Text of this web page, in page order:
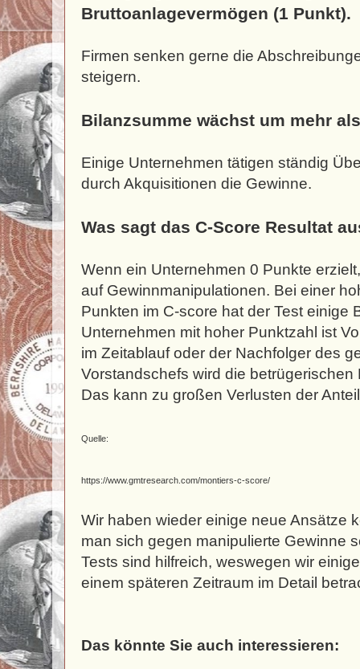
Bruttoanlagevermögen (1 Punkt).
Firmen senken gerne die
steigern.
Bilanzsumme wächst um mehr
Einige Unternehmen tätigen ständig
durch Akquisitionen die Gewinne.
Was sagt das C-Score Resultat
Wenn ein Unternehmen 0 Punkte
auf Gewinnmanipulationen. Bei einer
Punkten im C-score hat der Test einige
Unternehmen mit hoher Punktzahl ist
im Zeitablauf oder der Nachfolger des
Vorstandschefs wird die
Das kann zu großen Verlusten der
Quelle:
https://www.gmtresearch.com/montiers-c-score/
Wir haben wieder einige neue Ansätze
man sich gegen manipulierte Gewinne
Tests sind hilfreich, weswegen wir
einem späteren Zeitraum im Detail
Das könnte Sie auch interessieren: